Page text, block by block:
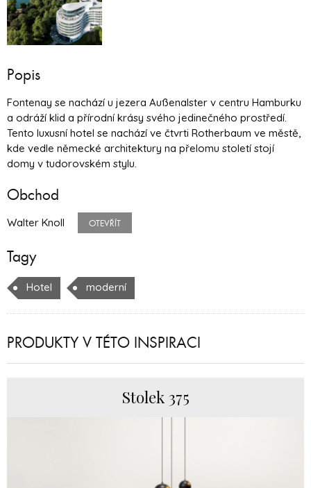
Popis
Fontenay se nachází u jezera Außenalster v centru Hamburku
a odráží klid a přírodní krásy svého jedinečného prostředí.
Tento luxusní hotel se nachází ve čtvrti Rotherbaum ve městě,
kde vedle německé architektury na přelomu století stojí
domy v tudorovském stylu.
Obchod
Walter Knoll OTEVŘÍT
Tagy
Hotel moderní
PRODUKTY V TÉTO INSPIRACI
Stolek 375